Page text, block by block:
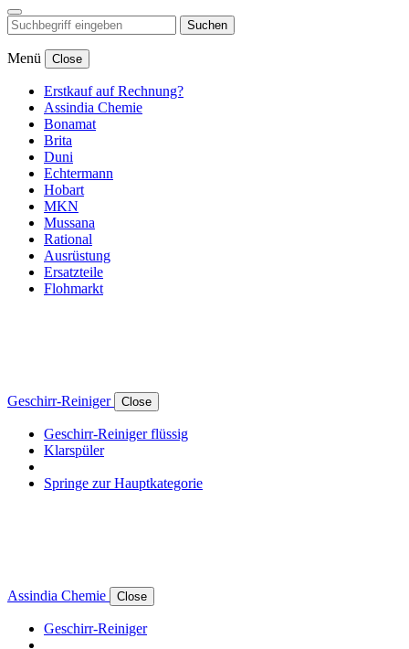
Suchen
Menü Close
Erstkauf auf Rechnung?
Assindia Chemie
Bonamat
Brita
Duni
Echtermann
Hobart
MKN
Mussana
Rational
Ausrüstung
Ersatzteile
Flohmarkt
Geschirr-Reiniger Close
Geschirr-Reiniger flüssig
Klarspüler
Springe zur Hauptkategorie
Assindia Chemie Close
Geschirr-Reiniger